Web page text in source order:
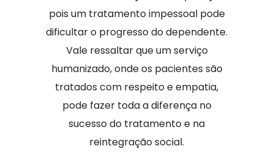
pois um tratamento impessoal pode
dificultar o progresso do dependente.
Vale ressaltar que um serviço
humanizado, onde os pacientes são
tratados com respeito e empatia,
pode fazer toda a diferença no
sucesso do tratamento e na
reintegração social.